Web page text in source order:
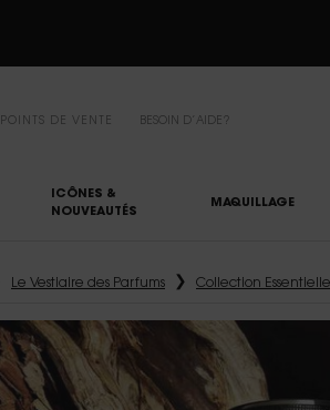
POINTS DE VENTE BESOIN D’AIDE?
ICÔNES &
NOUVEAUTÉS
MAQUILLAGE
Le Vestiaire des Parfums Collection Essentielle